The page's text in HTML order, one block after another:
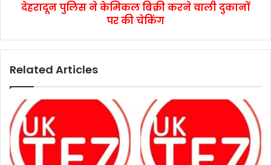
देहरादून पुलिस ने केमिकल बिक्री करने वाली दुकानों
पर की चेकिंग
Related Articles